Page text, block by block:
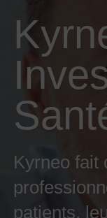
Kyrneo fait
patients,